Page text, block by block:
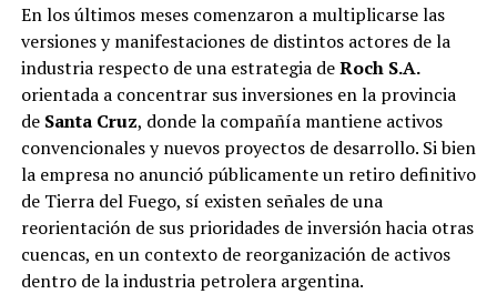
En los últimos meses comenzaron a multiplicarse las
versiones y manifestaciones de distintos actores de la
industria respecto de una estrategia deRoch S.A.
orientada a concentrar sus inversiones en la provincia
de Santa Cruz, donde la compañía mantiene activos
convencionales y nuevos proyectos de desarrollo. Si bien
la empresa no anunció públicamente un retiro definitivo
de Tierra del Fuego, sí existen señales de una
reorientación de sus prioridades de inversión hacia otras
cuencas, en un contexto de reorganización de activos
dentro de la industria petrolera argentina.